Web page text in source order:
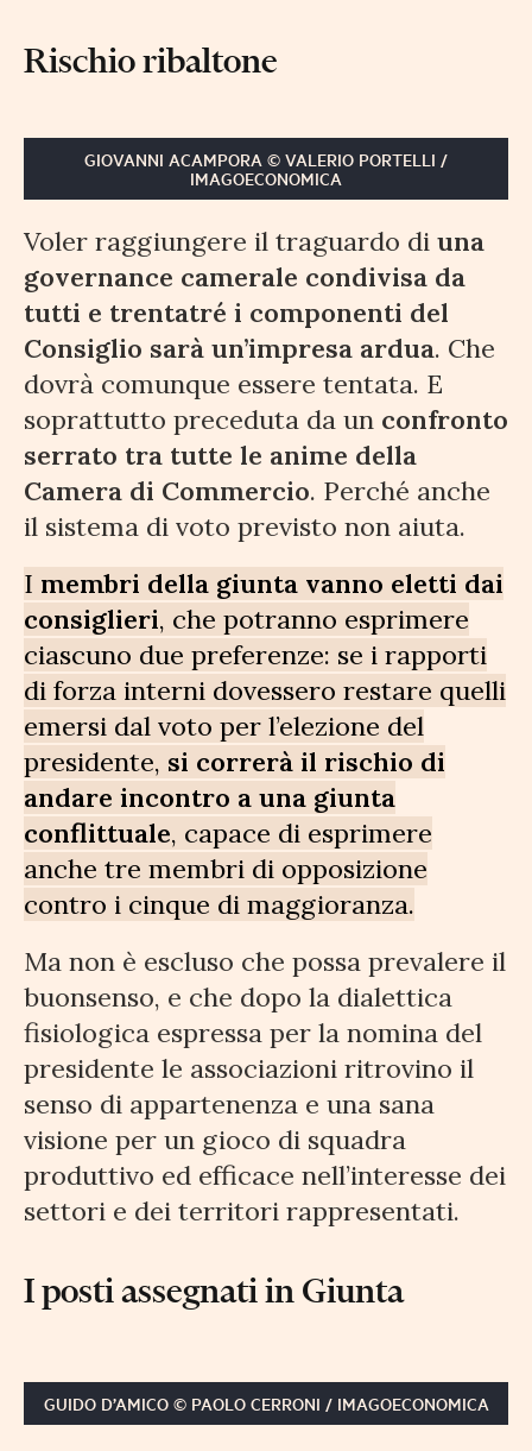
Rischio ribaltone
GIOVANNI ACAMPORA © VALERIO PORTELLI /
IMAGOECONOMICA
Voler raggiungere il traguardo di una
governance camerale condivisa da
tutti e trentatré i componenti del
Consiglio sarà un’impresa ardua. Che
dovrà comunque essere tentata. E
soprattutto preceduta da un confronto
serrato tra tutte le anime della
Camera di Commercio. Perché anche
il sistema di voto previsto non aiuta.
I membri della giunta vanno eletti dai
consiglieri, che potranno esprimere
ciascuno due preferenze: se i rapporti
di forza interni dovessero restare quelli
emersi dal voto per l’elezione del
presidente, si correrà il rischio di
andare incontro a una giunta
conflittuale, capace di esprimere
anche tre membri di opposizione
contro i cinque di maggioranza.
Ma non è escluso che possa prevalere il
buonsenso, e che dopo la dialettica
fisiologica espressa per la nomina del
presidente le associazioni ritrovino il
senso di appartenenza e una sana
visione per un gioco di squadra
produttivo ed efficace nell’interesse dei
settori e dei territori rappresentati.
I posti assegnati in Giunta
GUIDO D’AMICO © PAOLO CERRONI / IMAGOECONOMICA